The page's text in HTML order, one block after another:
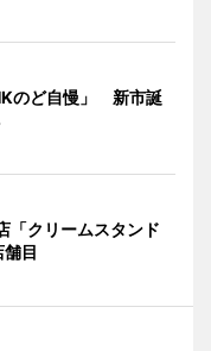
のど自慢」 新市誕
「クリームスタンド
目